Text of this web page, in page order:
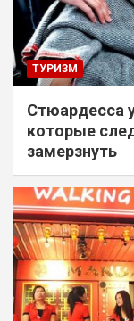
ТУРИЗМ
Стюардесса
которые
замерзнуть